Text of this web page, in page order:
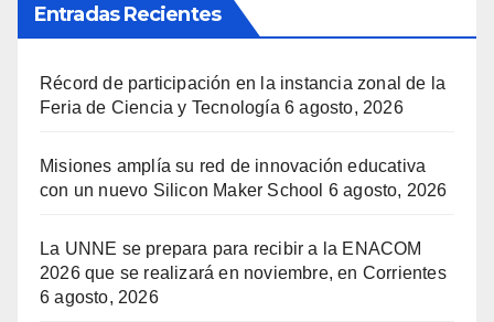
Entradas Recientes
Récord de participación en la instancia zonal de la
Feria de Ciencia y Tecnología 6 agosto, 2026
Misiones amplía su red de innovación educativa
con un nuevo Silicon Maker School 6 agosto, 2026
La UNNE se prepara para recibir a la ENACOM
2026 que se realizará en noviembre, en Corrientes
6 agosto, 2026